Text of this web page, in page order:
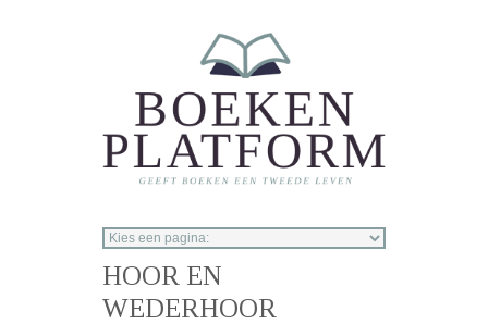
HOOR EN
WEDERHOOR